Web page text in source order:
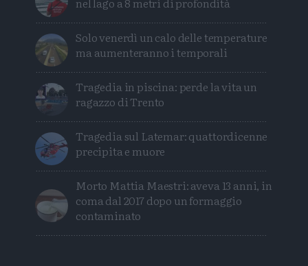
Solo venerdì un calo delle temperature
ma aumenteranno i temporali
Tragedia in piscina: perde la vita un
ragazzo di Trento
Tragedia sul Latemar: quattordicenne
precipita e muore
Morto Mattia Maestri: aveva 13 anni, in
coma dal 2017 dopo un formaggio
contaminato